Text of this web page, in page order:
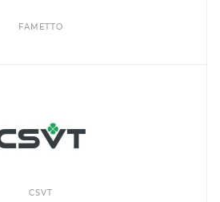
FAMETTO
CSVT